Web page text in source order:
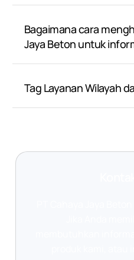
Bagaimana cara
Jaya Beton untuk
Tag Layanan Wilayah